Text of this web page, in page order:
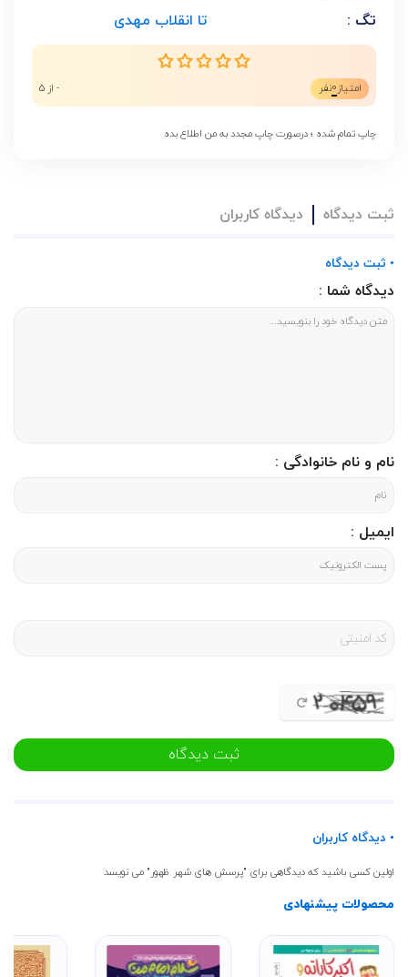
تگ :
تا انقلاب مهدی
امتیاز0نفر - از 5
چاپ تمام شده ؛ درصورت چاپ مجدد به من اطلاع بده
ثبت دیدگاه دیدگاه کاربران
• ثبت دیدگاه
دیدگاه شما :
نام و نام خانوادگی :
ایمیل :
ثبت دیدگاه
• دیدگاه کاربران
اولین کسی باشید که دیدگاهی برای "پرسش های شهر ظهور" می نویسد
محصولات پیشنهادی